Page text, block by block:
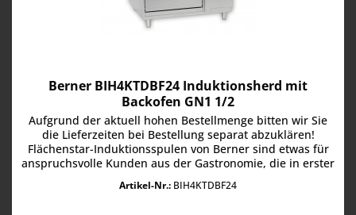
Berner BIH4KTDBF24 Induktionsherd mit
Backofen GN1 1/2
Aufgrund der aktuell hohen Bestellmenge bitten wir Sie
die Lieferzeiten bei Bestellung separat abzuklären!
Flächenstar-Induktionsspulen von Berner sind etwas für
anspruchsvolle Kunden aus der Gastronomie, die in erster
Artikel-Nr.: BIH4KTDBF24